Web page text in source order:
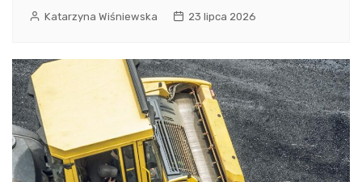
Katarzyna Wiśniewska 23 lipca 2026